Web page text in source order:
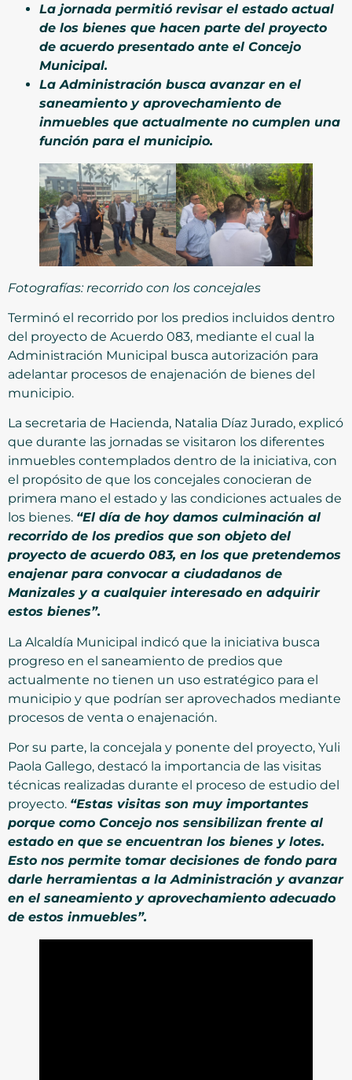
La jornada permitió revisar el estado actual
de los bienes que hacen parte del proyecto
de acuerdo presentado ante el Concejo
Municipal.
La Administración busca avanzar en el
saneamiento y aprovechamiento de
inmuebles que actualmente no cumplen una
función para el municipio.
Fotografías: recorrido con los concejales
Terminó el recorrido por los predios incluidos dentro
del proyecto de Acuerdo 083, mediante el cual la
Administración Municipal busca autorización para
adelantar procesos de enajenación de bienes del
municipio.
La secretaria de Hacienda, Natalia Díaz Jurado, explicó
que durante las jornadas se visitaron los diferentes
inmuebles contemplados dentro de la iniciativa, con
el propósito de que los concejales conocieran de
primera mano el estado y las condiciones actuales de
los bienes. “El día de hoy damos culminación al
recorrido de los predios que son objeto del
proyecto de acuerdo 083, en los que pretendemos
enajenar para convocar a ciudadanos de
Manizales y a cualquier interesado en adquirir
estos bienes”.
La Alcaldía Municipal indicó que la iniciativa busca
progreso en el saneamiento de predios que
actualmente no tienen un uso estratégico para el
municipio y que podrían ser aprovechados mediante
procesos de venta o enajenación.
Por su parte, la concejala y ponente del proyecto, Yuli
Paola Gallego, destacó la importancia de las visitas
técnicas realizadas durante el proceso de estudio del
proyecto. “Estas visitas son muy importantes
porque como Concejo nos sensibilizan frente al
estado en que se encuentran los bienes y lotes.
Esto nos permite tomar decisiones de fondo para
darle herramientas a la Administración y avanzar
en el saneamiento y aprovechamiento adecuado
de estos inmuebles”.